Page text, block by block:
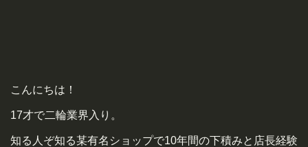
こんにちは！
17才で二輪業界入り。
知る人ぞ知る某有名ショップで10年間の下積みと店長経験